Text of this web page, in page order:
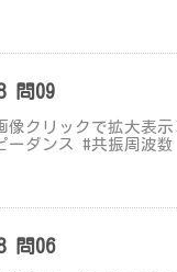
問09
像クリックで拡大表
ーダンス #共振周波数
問06